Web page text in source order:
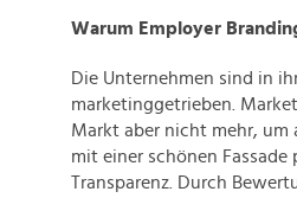
Warum Employer
Die Unternehmen sind in
marketinggetrieben.
Markt aber nicht mehr, um
mit einer schönen
Transparenz. Durch